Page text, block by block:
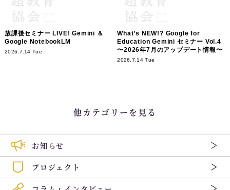
放課後セミナー LIVE! Gemini ＆
Google NotebookLM
2026.7.14 Tue
What’s NEW!? Google for
Education Gemini セミナー Vol.4
〜2026年7月のアップデート情報〜
2026.7.14 Tue
他カテゴリーを見る
お知らせ
プロジェクト